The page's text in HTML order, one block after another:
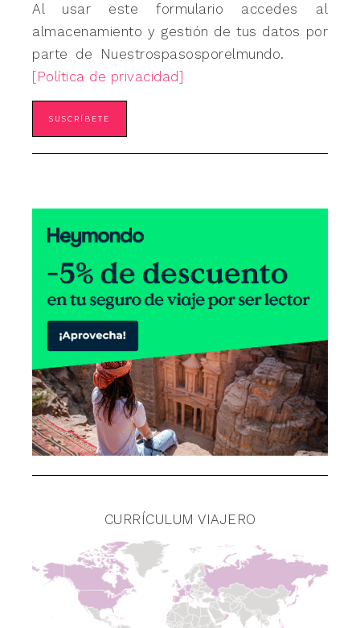
Al usar este formulario accedes al
almacenamiento y gestión de tus datos por
parte de Nuestrospasosporelmundo.
[Política de privacidad]
CURRÍCULUM VIAJERO